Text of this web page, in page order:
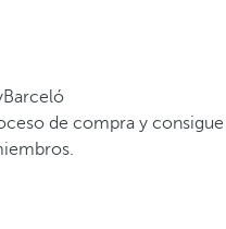
de compra y consigue